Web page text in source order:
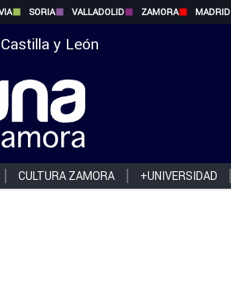
SORIA VALLADOLID ZAMORA MADRID
y León
CULTURA ZAMORA +UNIVERSIDAD